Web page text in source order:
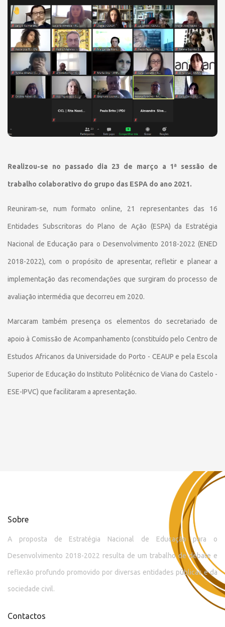
Realizou-se no passado dia 23 de março a 1ª sessão de
trabalho colaborativo do grupo das ESPA do ano 2021.
Reuniram-se, num formato online, 21 representantes das 16
Entidades Subscritoras do Plano de Ação (ESPA) da Estratégia
Nacional de Educação para o Desenvolvimento 2018-2022 (ENED
2018-2022), com o propósito de apresentar, refletir e planear a
implementação das recomendações que surgiram do processo de
avaliação intermédia que decorreu em 2020.
Marcaram também presença os elementos do secretariado de
apoio à Comissão de Acompanhamento (constituído pelo Centro de
Estudos Africanos da Universidade do Porto - CEAUP e pela Escola
Superior de Educação do Instituto Politécnico de Viana do Castelo -
ESE-IPVC) que facilitaram a apresentação.
Sobre
A proposta de Estratégia Nacional de Educação para o
Desenvolvimento 2018-2022 resulta de um trabalho de debate e
reflexão profundo promovido por diversas entidades públicas e da
sociedade civil.
Contactos